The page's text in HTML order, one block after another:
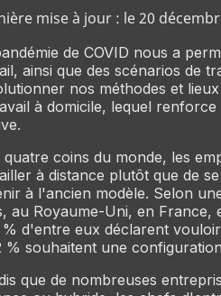
mise à jour : le 20
de COVID nous a
ainsi que des scénarios de
nos méthodes et
à domicile, lequel
quatre coins du monde, les
à distance plutôt que de
à l'ancien modèle. Selon
au Royaume-Uni, en France,
% d'entre eux déclarent
% souhaitent une
que de nombreuses